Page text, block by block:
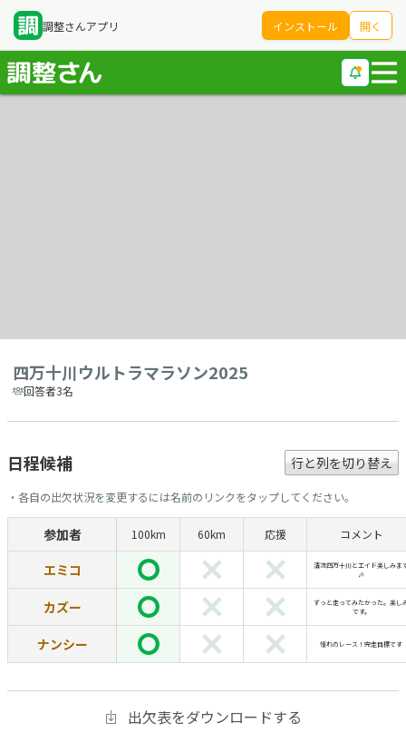
調整さんアプリ インストール 開く
四万十川ウルトラマラソン2025
回答者3名
日程候補 行と列を切り替え
・各自の出欠状況を変更するには名前のリンクをタップしてください。
参加者 100km 60km 応援 コメント
エミコ
清流四万十川とエイド楽しみま
🎶
カズー
ずっと走ってみたかった。楽し
です。
ナンシー 憧れのレース！完走目標です
出欠表をダウンロードする